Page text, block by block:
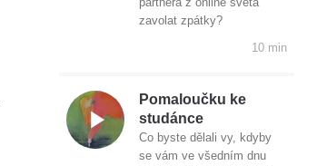
zavolat zpátky?
10 min
Pomaloučku ke
studánce
Co byste dělali vy, kdyby
se vám ve všedním dnu